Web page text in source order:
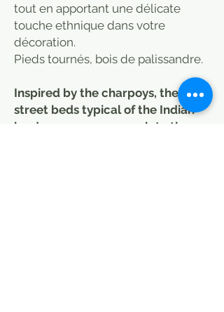
tout en apportant une délicate
touche ethnique dans votre
décoration.
Pieds tournés, bois de palissandre.
Inspired by the charpoys, these
street beds typical of the Indian
landscape, we succumb to the